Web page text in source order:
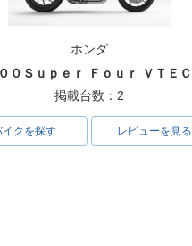
ホンダ
掲載台数：2
イクを探す レビューを見る